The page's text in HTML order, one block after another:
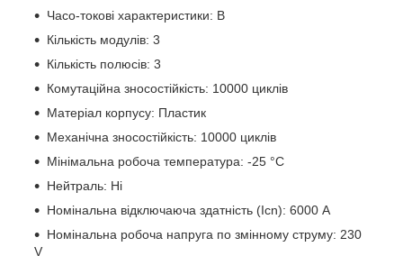
Часо-токові характеристики: B
Кількість модулів: 3
Кількість полюсів: 3
Комутаційна зносостійкість: 10000 циклів
Матеріал корпусу: Пластик
Механічна зносостійкість: 10000 циклів
Мінімальна робоча температура: -25 °C
Нейтраль: Ні
Номінальна відключаюча здатність (Icn): 6000 A
Номінальна робоча напруга по змінному струму: 230
V